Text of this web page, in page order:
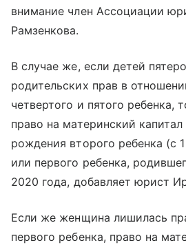
внимание член Ассоциации
Рамзенкова.
В случае же, если детей
родительских прав в
четвертого и пятого ребенка,
право на материнский
рождения второго ребенка (с
или первого ребенка,
2020 года, добавляет юрист
Если же женщина лишилась
первого ребенка, право на